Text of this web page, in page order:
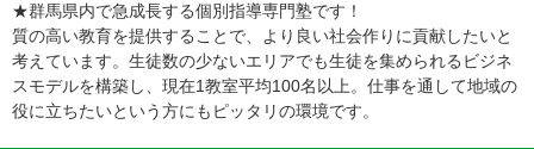
★群馬県内で急成長する個別指導専門塾です！
質の高い教育を提供することで、より良い社会作りに貢献したいと
考えています。生徒数の少ないエリアでも生徒を集められるビジネ
スモデルを構築し、現在1教室平均100名以上。仕事を通して地域の
役に立ちたいという方にもピッタリの環境です。